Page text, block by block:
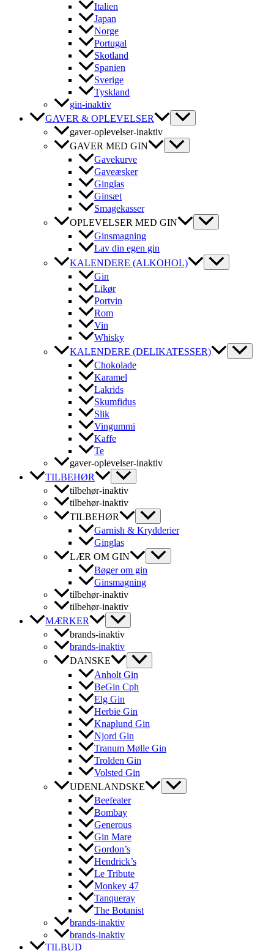
Italien
Japan
Norge
Portugal
Skotland
Spanien
Sverige
Tyskland
gin-inaktiv
GAVER & OPLEVELSER
gaver-oplevelser-inaktiv
GAVER MED GIN
Gavekurve
Gaveæsker
Ginglas
Ginsæt
Smagekasser
OPLEVELSER MED GIN
Ginsmagning
Lav din egen gin
KALENDERE (ALKOHOL)
Gin
Likør
Portvin
Rom
Vin
Whisky
KALENDERE (DELIKATESSER)
Chokolade
Karamel
Lakrids
Skumfidus
Slik
Vingummi
Kaffe
Te
gaver-oplevelser-inaktiv
TILBEHØR
tilbehør-inaktiv
tilbehør-inaktiv
TILBEHØR
Garnish & Krydderier
Ginglas
LÆR OM GIN
Bøger om gin
Ginsmagning
tilbehør-inaktiv
tilbehør-inaktiv
MÆRKER
brands-inaktiv
brands-inaktiv
DANSKE
Anholt Gin
BeGin Cph
Elg Gin
Herbie Gin
Knaplund Gin
Njord Gin
Tranum Mølle Gin
Trolden Gin
Volsted Gin
UDENLANDSKE
Beefeater
Bombay
Generous
Gin Mare
Gordon’s
Hendrick’s
Le Tribute
Monkey 47
Tanqueray
The Botanist
brands-inaktiv
brands-inaktiv
TILBUD